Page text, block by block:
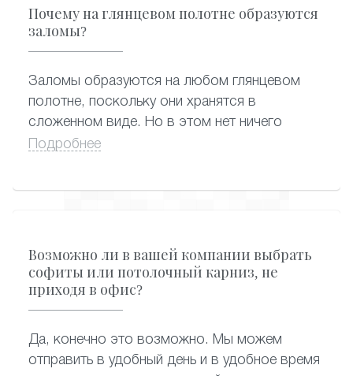
они самые востребованные, и их быстро
практически полностью потерять запах, пока
находятся на складе.
Почему на глянцевом полотне образуются
заломы?
Заломы образуются на любом глянцевом
полотне, поскольку они хранятся в
сложенном виде. Но в этом нет ничего
страшного, поскольку заломы заметны
абсолютно гладким.
Подробнее
Возможно ли в вашей компании выбрать
софиты или потолочный карниз, не
приходя в офис?
Да, конечно это возможно. Мы можем
отправить в удобный день и в удобное время